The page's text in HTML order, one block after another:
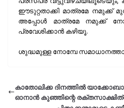
ഈടുറ്റതാക്കി മാത്രമേ നമുക്ക്
അപ്പോൾ മാത്രമേ നമുക്ക്
പ്രവേശിക്കാൻ കഴിയൂ.
ശുദ്ധമുള്ള നോമ്പേ
കാതോലിക്ക ദിനത്തിൽ
ഓനാൻ കുഞ്ഞിന്റെ